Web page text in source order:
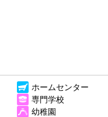
ホームセンター
専門学校
幼稚園